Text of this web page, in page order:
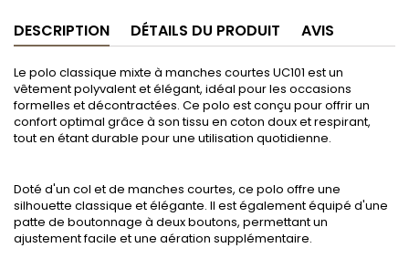
DESCRIPTION DÉTAILS DU PRODUIT AVIS
Le polo classique mixte à manches courtes UC101 est un
vêtement polyvalent et élégant, idéal pour les occasions
formelles et décontractées. Ce polo est conçu pour offrir un
confort optimal grâce à son tissu en coton doux et respirant,
tout en étant durable pour une utilisation quotidienne.
Doté d'un col et de manches courtes, ce polo offre une
silhouette classique et élégante. Il est également équipé d'une
patte de boutonnage à deux boutons, permettant un
ajustement facile et une aération supplémentaire.